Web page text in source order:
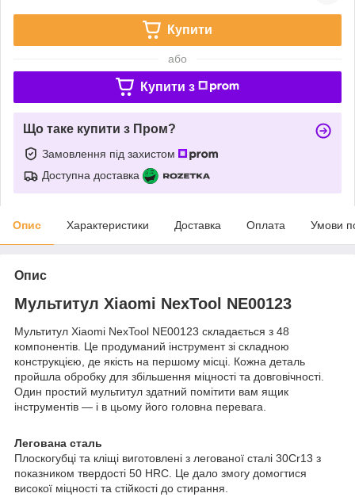
Купити
або
Купити з
Що таке купити з Пром?
Замовлення під захистом
Доступна доставка
Опис Характеристики Доставка Оплата Умови
Опис
Мультитул Xiaomi NexTool NE00123
Мультитул Xiaomi NexTool NE00123 складається з 48
компонентів. Це продуманий інструмент зі складною
конструкцією, де якість на першому місці. Кожна деталь
пройшла обробку для збільшення міцності та довговічності.
Один простий мультитул здатний помітити вам ящик
інструментів — і в цьому його головна перевага.
Легована сталь
Плоскогубці та кліщі виготовлені з легованої сталі 30Cr13 з
показником твердості 50 HRC. Це дало змогу домогтися
високої міцності та стійкості до стирання.